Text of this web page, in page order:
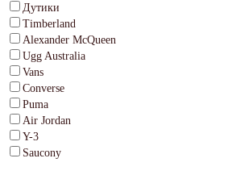
Дутики
Timberland
Alexander McQueen
Ugg Australia
Vans
Converse
Puma
Air Jordan
Y-3
Saucony